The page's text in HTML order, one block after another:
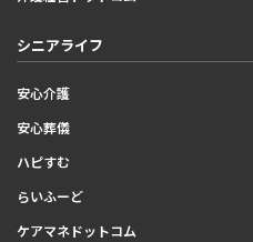
シニアライフ
安心介護
安心葬儀
ハピすむ
らいふーど
ケアマネドットコム